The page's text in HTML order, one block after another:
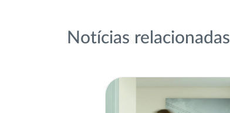
Notícias relacionadas